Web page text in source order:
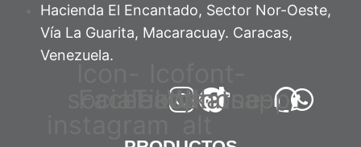
Hacienda El Encantado, Sector Nor-Oeste,
Vía La Guarita, Macaracuay. Caracas,
Venezuela.
Facebook
Tiktok
headphone-
Whatsapp